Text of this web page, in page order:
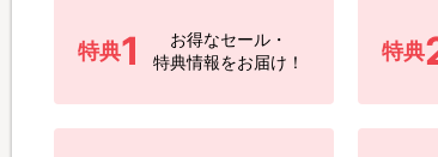
特典1
お得なセール・
特典情報をお届け！
特典